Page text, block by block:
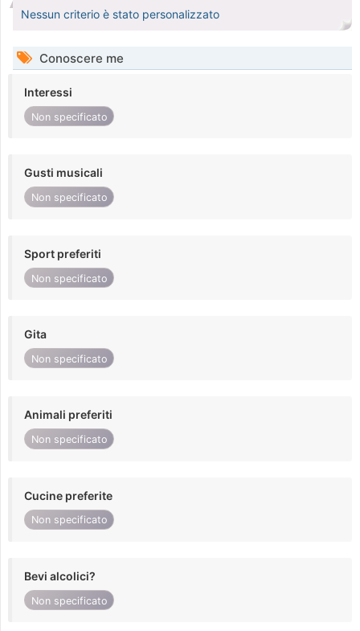
Nessun criterio è stato personalizzato
Conoscere me
Interessi
Non specificato
Gusti musicali
Non specificato
Sport preferiti
Non specificato
Gita
Non specificato
Animali preferiti
Non specificato
Cucine preferite
Non specificato
Bevi alcolici?
Non specificato